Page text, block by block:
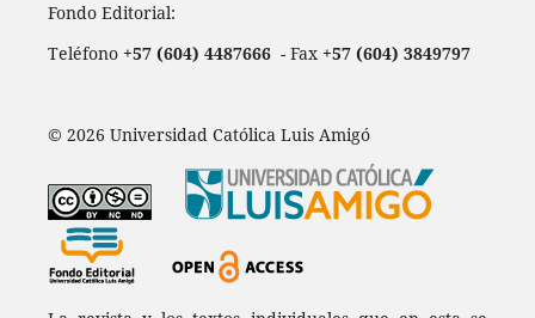
Fondo Editorial:
Teléfono +57 (604) 4487666- Fax +57 (604) 3849797
© 2026 Universidad Católica Luis Amigó